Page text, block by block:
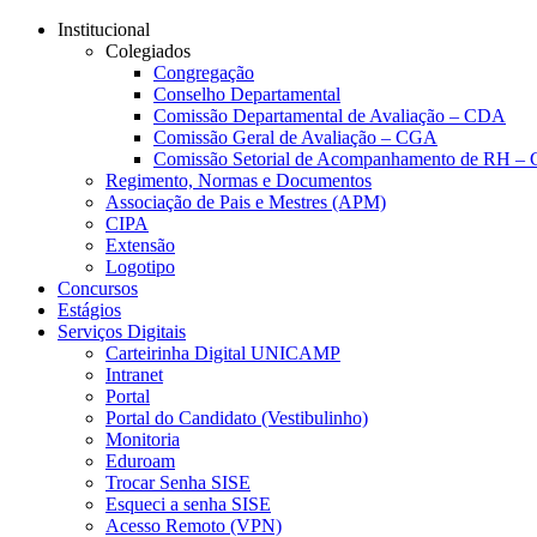
Conteúdo principal
Institucional
Colegiados
Congregação
Conselho Departamental
Comissão Departamental de Avaliação – CDA
Comissão Geral de Avaliação – CGA
Comissão Setorial de Acompanhamento de RH –
Regimento, Normas e Documentos
Associação de Pais e Mestres (APM)
CIPA
Extensão
Logotipo
Concursos
Estágios
Serviços Digitais
Carteirinha Digital UNICAMP
Intranet
Portal
Portal do Candidato (Vestibulinho)
Monitoria
Eduroam
Trocar Senha SISE
Esqueci a senha SISE
Acesso Remoto (VPN)